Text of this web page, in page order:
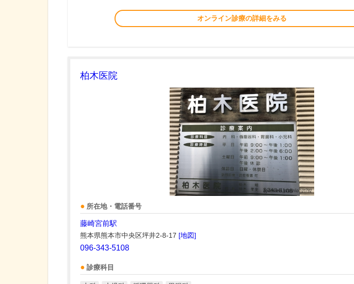
オンライン診療の詳細をみる
柏木医院
所在地・電話番号
藤崎宮前駅
熊本県熊本市中央区坪井2-8-17 [地図]
096-343-5108
診療科目